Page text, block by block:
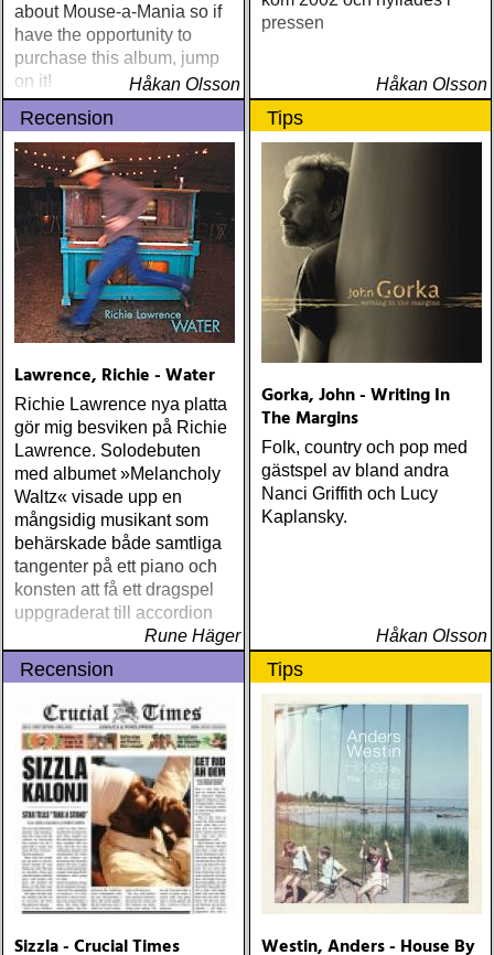
about Mouse-a-Mania so if
have the opportunity to
purchase this album, jump
on it!
Håkan Olsson
pressen
Håkan Olsson
Recension
Lawrence, Richie - Water
Richie Lawrence nya platta
gör mig besviken på Richie
Lawrence. Solodebuten
med albumet »Melancholy
Waltz« visade upp en
mångsidig musikant som
behärskade både samtliga
tangenter på ett piano och
konsten att få ett dragspel
uppgraderat till accordion
Rune Häger
Tips
Gorka, John - Writing In
The Margins
Folk, country och pop med
gästspel av bland andra
Nanci Griffith och Lucy
Kaplansky.
Håkan Olsson
Recension
Sizzla - Crucial Times
Tips
Westin, Anders - House By